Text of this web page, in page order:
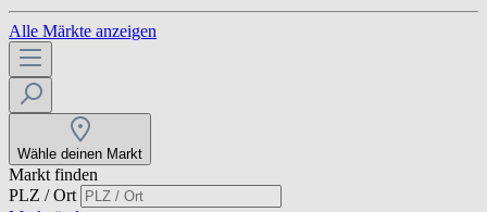
Alle Märkte anzeigen
Wähle deinen Markt
Markt finden
PLZ / Ort